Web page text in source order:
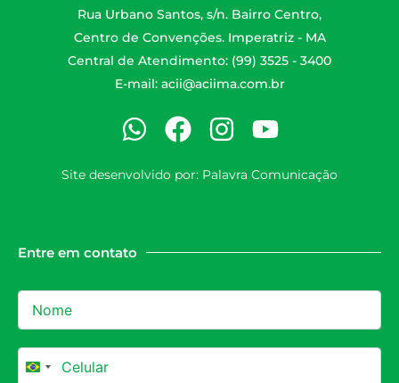
Rua Urbano Santos, s/n. Bairro Centro,
Centro de Convenções. Imperatriz - MA
Central de Atendimento: (99) 3525 - 3400
E-mail: acii@aciima.com.br
Site desenvolvido por: Palavra Comunicação
Entre em contato
Brazil +55